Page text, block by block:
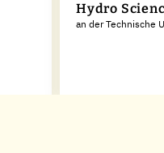
Hydro
an der Technische